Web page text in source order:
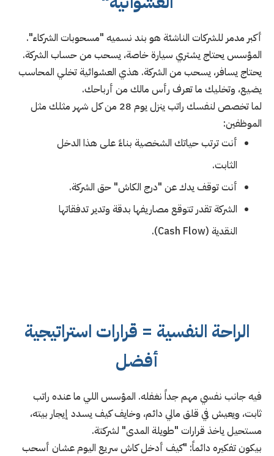
أكبر مدمر للشركات الناشئة هو بند نسميه "مسحوبات الشركاء".
المؤسس يحتاج يشتري سيارة خاصة، يسحب من حساب الشركة.
يحتاج يسافر، يسحب من الشركة. هذي العشوائية تخلي المحاسب
يضيع، وتخليك ما تعرف رأس مالك من أرباحك.
لما تخصص لنفسك راتب ينزل يوم 28 من كل شهر مثلك مثل
الموظفين:
أنت ترتب حياتك الشخصية بناءً على هذا الدخل
الثابت.
أنت توقف يدك عن "درج الكاش" حق الشركة.
الشركة تقدر تتوقع مصاريفها بدقة وتدير تدفقاتها
النقدية (Cash Flow).
الراحة النفسية = قرارات استراتيجية
أفضل
فيه جانب نفسي مهم جداً نغفله. المؤسس اللي ما عنده راتب
ثابت، ويعيش في قلق مالي دائم، وخايف كيف يسدد إيجار بيته،
مستحيل ياخذ قرارات "طويلة المدى" لشركتة.
بيكون تفكيره دائماً: "كيف أدخل كاش سريع اليوم عشان أسحب